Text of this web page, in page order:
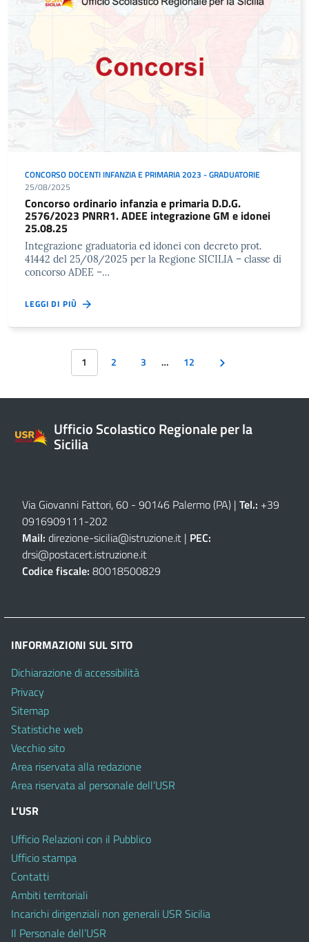
CONCORSO DOCENTI INFANZIA E PRIMARIA 2023 - GRADUATORIE
25/08/2025
Concorso ordinario infanzia e primaria D.D.G.
2576/2023 PNRR1. ADEE integrazione GM e idonei
25.08.25
Integrazione graduatoria ed idonei con decreto prot.
41442 del 25/08/2025 per la Regione SICILIA – classe di
concorso ADEE –…
LEGGI DI PIÙ
1 2 3 … 12
Ufficio Scolastico Regionale per la
Sicilia
Via Giovanni Fattori, 60 - 90146 Palermo (PA) | Tel.: +39
0916909111-202
Mail: direzione-sicilia@istruzione.it | PEC:
drsi@postacert.istruzione.it
Codice fiscale: 80018500829
INFORMAZIONI SUL SITO
Dichiarazione di accessibilità
Privacy
Sitemap
Statistiche web
Vecchio sito
Area riservata alla redazione
Area riservata al personale dell’USR
L’USR
Ufficio Relazioni con il Pubblico
Ufficio stampa
Contatti
Ambiti territoriali
Incarichi dirigenziali non generali USR Sicilia
Il Personale dell’USR